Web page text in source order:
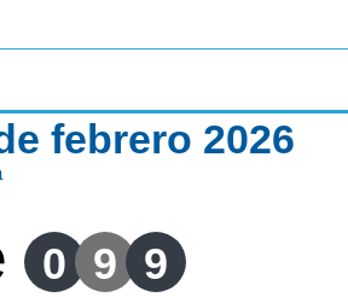
febrero 2026
0 9 9